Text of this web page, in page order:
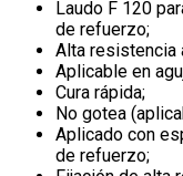
Laudo F 120
de refuerzo;
Alta resistencia
Aplicable en
Cura rápida;
No gotea
Aplicado con
de refuerzo;